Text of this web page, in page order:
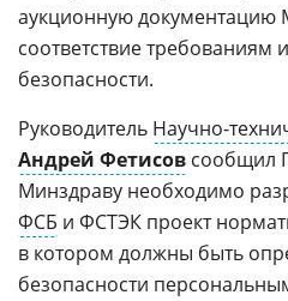
аукционную документацию
соответствие
безопасности.
Руководитель Научно-
Андрей Фетисов сообщил
Минздраву необходимо
ФСБ и ФСТЭК проект
в котором должны быть
безопасности